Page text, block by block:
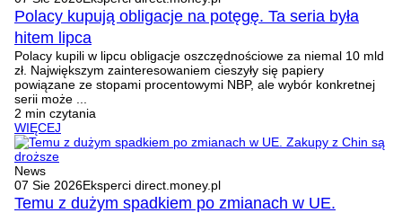
Polacy kupują obligacje na potęgę. Ta seria była
hitem lipca
Polacy kupili w lipcu obligacje oszczędnościowe za niemal 10 mld
zł. Największym zainteresowaniem cieszyły się papiery
powiązane ze stopami procentowymi NBP, ale wybór konkretnej
serii może ...
2 min czytania
WIĘCEJ
News
07 Sie 2026Eksperci direct.money.pl
Temu z dużym spadkiem po zmianach w UE.